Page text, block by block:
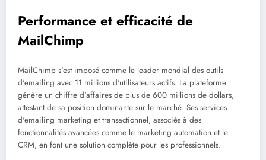
Performance et efficacité de
MailChimp
MailChimp s'est imposé comme le leader mondial des outils
d'emailing avec 11 millions d'utilisateurs actifs. La plateforme
génère un chiffre d'affaires de plus de 600 millions de dollars,
attestant de sa position dominante sur le marché. Ses services
d'emailing marketing et transactionnel, associés à des
fonctionnalités avancées comme le marketing automation et le
CRM, en font une solution complète pour les professionnels.